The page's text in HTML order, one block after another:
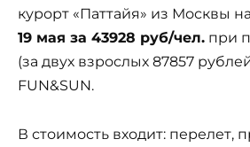
курорт «Паттайя» из Москвы
19 мая за 43928 руб/чел. при
(за двух взрослых 87857
FUN&SUN.
В стоимость входит: перелет,